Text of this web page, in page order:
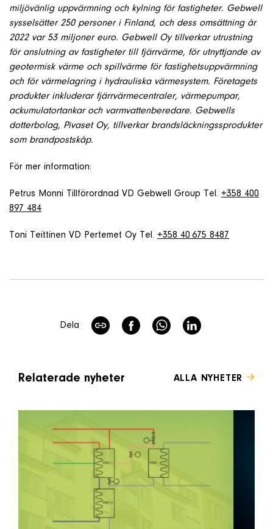
miljövänlig uppvärmning och kylning för fastigheter. Gebwell
sysselsätter 250 personer i Finland, och dess omsättning år
2022 var 53 miljoner euro. Gebwell Oy tillverkar utrustning
för anslutning av fastigheter till fjärrvärme, för utnyttjande av
geotermisk värme och spillvärme för fastighetsuppvärmning
och för värmelagring i hydrauliska värmesystem. Företagets
produkter inkluderar fjärrvärmecentraler, värmepumpar,
ackumulatortankar och varmvattenberedare. Gebwells
dotterbolag, Pivaset Oy, tillverkar brandsläckningssprodukter
som brandpostskåp.
För mer information:
Petrus Monni Tillförordnad VD Gebwell Group Tel. +358 400
897 484
Toni Teittinen VD Pertemet Oy Tel. +358 40 675 8487
Dela
Relaterade nyheter ALLA NYHETER